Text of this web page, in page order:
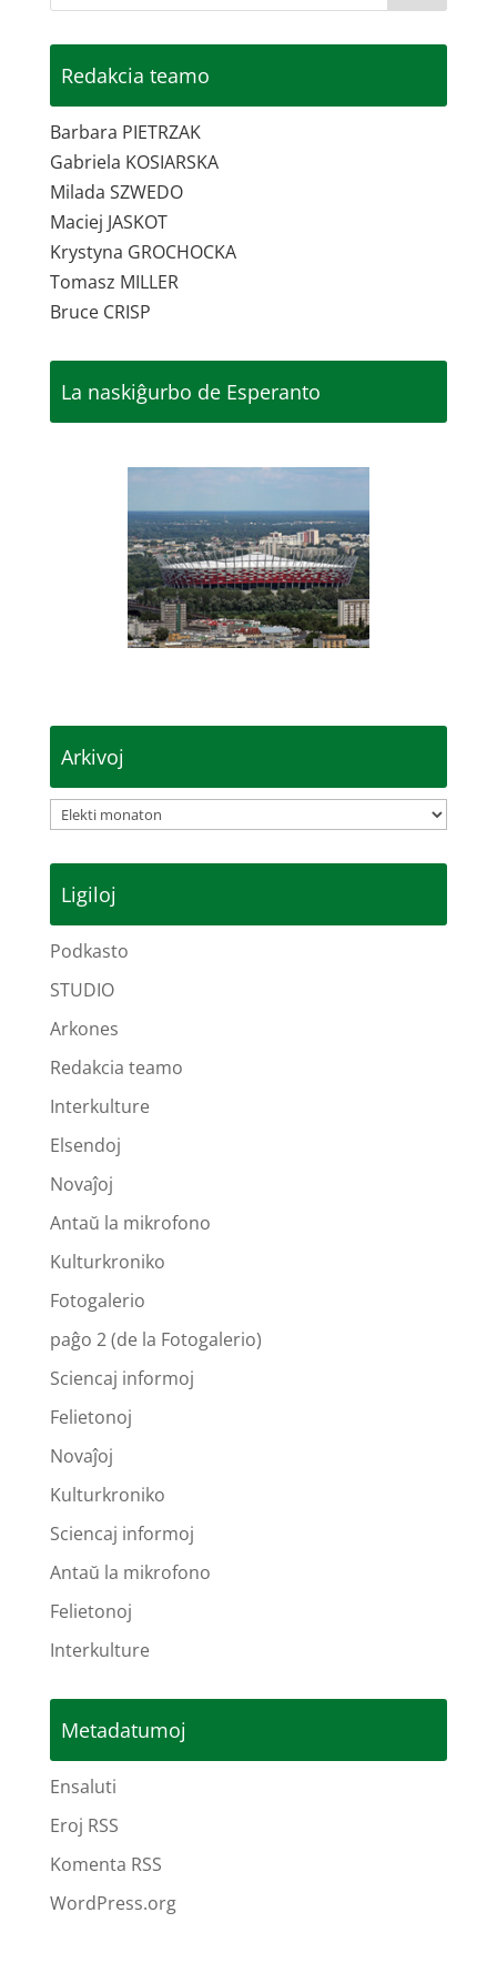
Redakcia teamo
Barbara PIETRZAK
Gabriela KOSIARSKA
Milada SZWEDO
Maciej JASKOT
Krystyna GROCHOCKA
Tomasz MILLER
Bruce CRISP
La naskiĝurbo de Esperanto
Arkivoj
Arkivoj
Ligiloj
Podkasto
STUDIO
Arkones
Redakcia teamo
Interkulture
Elsendoj
Novaĵoj
Antaŭ la mikrofono
Kulturkroniko
Fotogalerio
paĝo 2 (de la Fotogalerio)
Sciencaj informoj
Felietonoj
Novaĵoj
Kulturkroniko
Sciencaj informoj
Antaŭ la mikrofono
Felietonoj
Interkulture
Metadatumoj
Ensaluti
Eroj RSS
Komenta RSS
WordPress.org